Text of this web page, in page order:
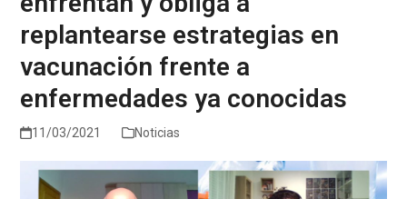
replantearse estrategias en
vacunación frente a
enfermedades ya conocidas
11/03/2021 Noticias